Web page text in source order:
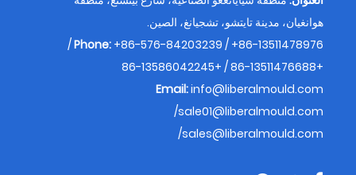
هوانغيان، مدينة تايتشو، تشجيانغ، الصين.
Phone:+86-576-84203239 / +86-13511478976 /
+86-13511476688 / +86-13586042245
Email:info@liberalmould.com
/sale01@liberalmould.com
/sales@liberalmould.com